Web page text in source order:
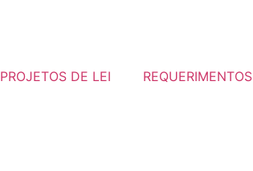
PROJETOS DE LEI REQUERIMENTOS